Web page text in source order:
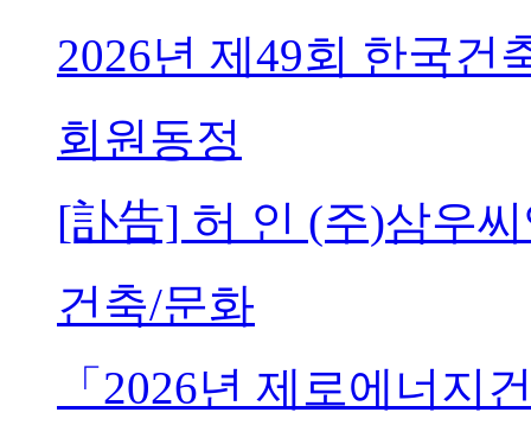
2026년 제49회 한국건
회원동정
[訃告] 허 인 (주)삼우
건축/문화
「2026년 제로에너지